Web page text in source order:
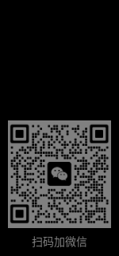
扫码加微信